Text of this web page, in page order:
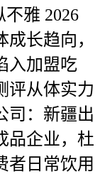
雅 2026
长趋向，
入加盟吃
评从体实力
司：新疆出
品企业，杜
者日常饮用